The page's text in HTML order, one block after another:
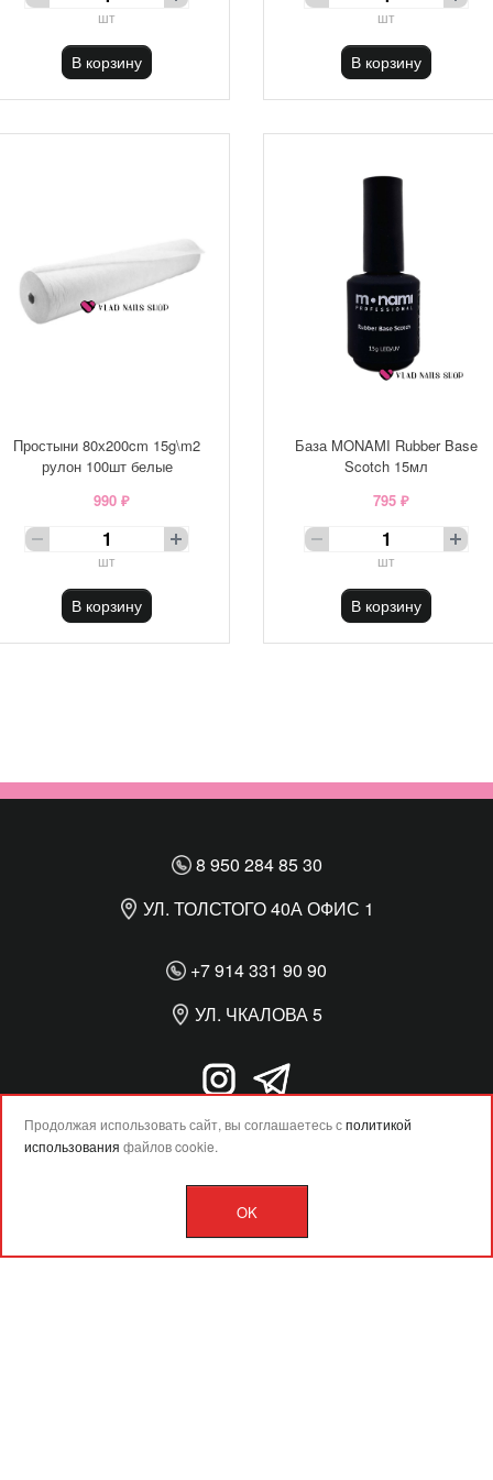
шт
В корзину
шт
В корзину
Простыни 80х200cm 15g\m2
рулон 100шт белые
990 ₽
шт
В корзину
База MONAMI Rubber Base
Scotch 15мл
795 ₽
шт
В корзину
8 950 284 85 30
УЛ. ТОЛСТОГО 40А ОФИС 1
+7 914 331 90 90
УЛ. ЧКАЛОВА 5
Продолжая использовать сайт, вы соглашаетесь сполитикой
использования файлов cookie.
OK